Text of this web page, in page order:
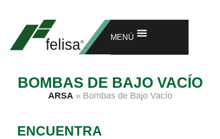
MENÚ
BOMBAS DE BAJO VACÍO
ARSA » Bombas de Bajo Vacío
ENCUENTRA